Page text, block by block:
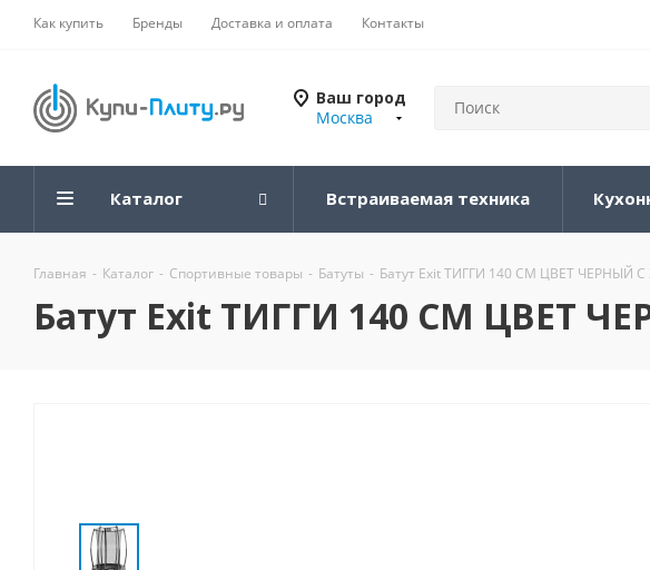
Как купить Бренды Доставка и оплата Контакты
Ваш город
Москва
Каталог Встраиваемая техника
Главная - Каталог - Спортивные товары - Батуты - Батут Exit ТИГГИ 140 СМ ЦВЕТ ЧЕРНЫЙ
Батут Exit ТИГГИ 140 СМ ЦВЕТ